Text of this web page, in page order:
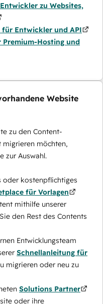
zu Websites,
Entwickler und API
Hosting und
Website
zu den Content-
migrieren möchten,
zur Auswahl.
oder kostenpflichtiges
für Vorlagen
mithilfe unserer
den Rest des Contents
Entwicklungsteam
Schnellanleitung für
migrieren oder neu zu
Solutions Partner
oder ihre